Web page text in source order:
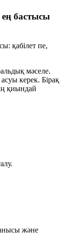
бастысы
қабілет пе,
мәселе.
керек. Бірақ
қиындай
және